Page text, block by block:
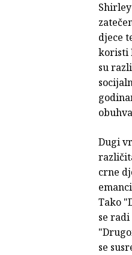
djece
koristi
su
Dugi
crne
Tako
se
se